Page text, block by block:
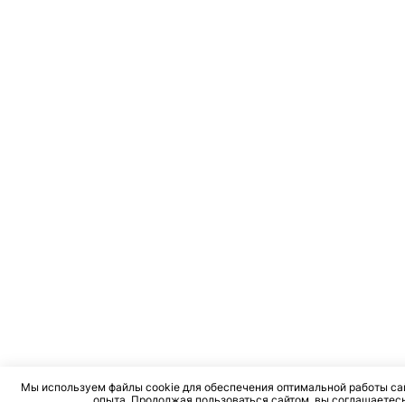
Мы используем файлы cookie для обеспечения оптимальной работы